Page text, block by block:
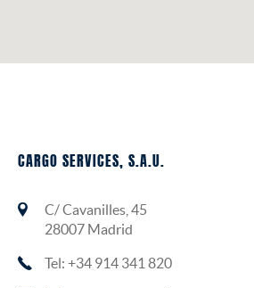
CARGO SERVICES, S.A.U.
C/ Cavanilles, 45
28007 Madrid
Tel: +34 914 341 820